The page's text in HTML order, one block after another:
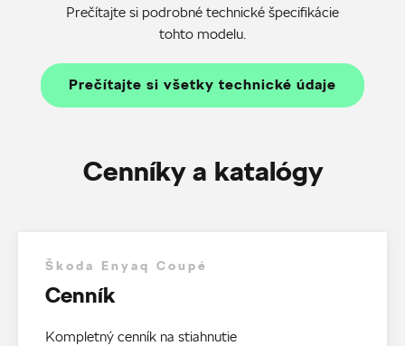
Prečítajte si podrobné technické špecifikácie
tohto modelu.
Prečítajte si všetky technické údaje
Cenníky a katalógy
Škoda Enyaq Coupé
Cenník
Kompletný cenník na stiahnutie